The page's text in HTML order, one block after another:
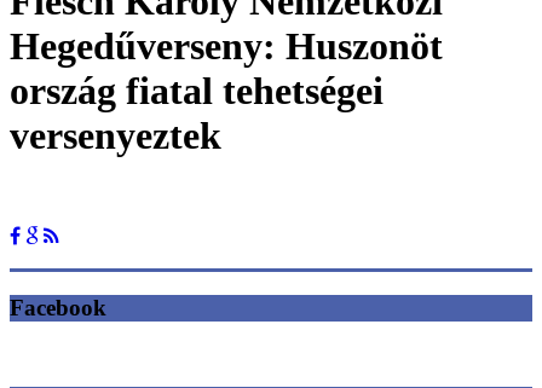
Hegedűverseny: Huszonöt
ország fiatal tehetségei
versenyeztek
Facebook